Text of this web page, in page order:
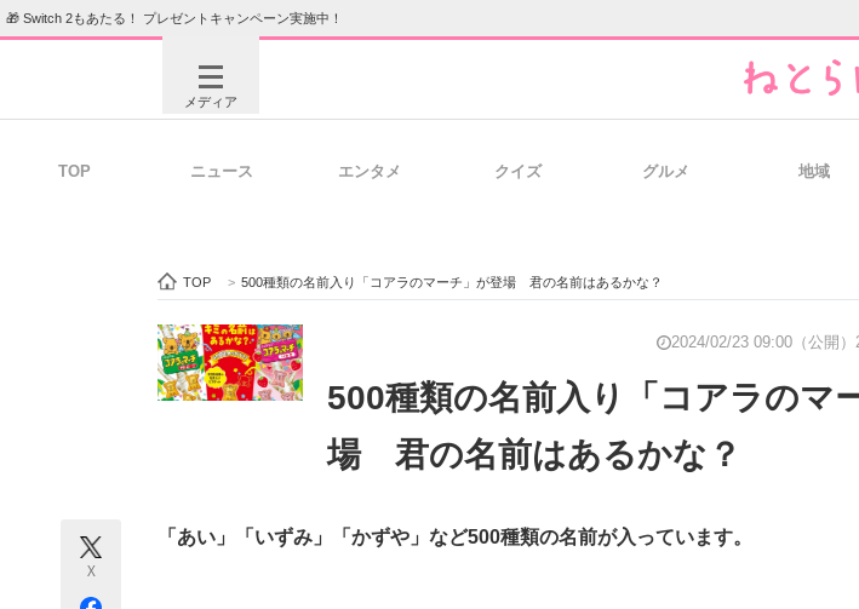
🎁 Switch 2もあたる！ プレゼントキャンペーン実施中！
メディア
ビジネスと働き方のヒント
ITエンジニア向け専門サイト 企業向けIT製品の総合サイト
TOP ニュース エンタメ クイズ グルメ 地域
TOP > 500種類の名前入り「コアラのマーチ」が登場 君の名前はあるかな？
2024/02/23 09:00（公開）
500種類の名前入り「コアラのマ
場 君の名前はあるかな？
X
「あい」「いずみ」「かずや」など500種類の名前が入っています。